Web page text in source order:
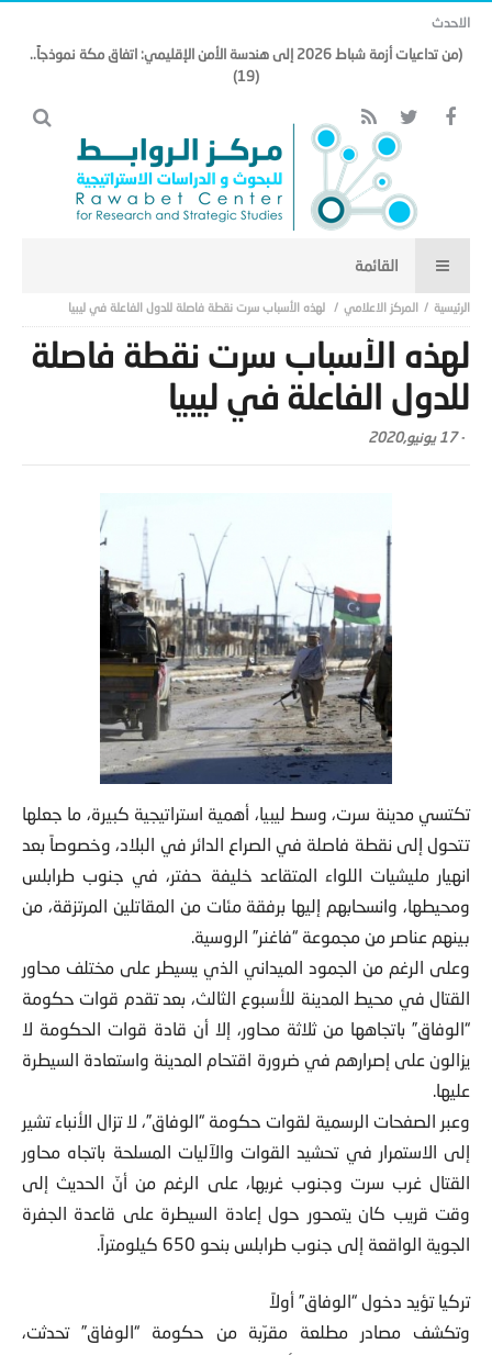
الاحدث
(من تداعيات أزمة شباط 2026 إلى هندسة الأمن الإقليمي: اتفاق مكة نموذجاً..
(19)
المركز الاعلامي لهذه الأسباب سرت نقطة فاصلة للدول الفاعلة في ليبيا
لهذه الأسباب سرت نقطة فاصلة
للدول الفاعلة في ليبيا
-17 يونيو,2020
تكتسي مدينة سرت، وسط ليبيا، أهمية استراتيجية كبيرة، ما جعلها
تتحول إلى نقطة فاصلة في الصراع الدائر في البلاد، وخصوصاً بعد
انهيار مليشيات اللواء المتقاعد خليفة حفتر، في جنوب طرابلس
ومحيطها، وانسحابهم إليها برفقة مئات من المقاتلين المرتزقة، من
بينهم عناصر من مجموعة “فاغنر” الروسية.
وعلى الرغم من الجمود الميداني الذي يسيطر على مختلف محاور
القتال في محيط المدينة للأسبوع الثالث، بعد تقدم قوات حكومة
“الوفاق” باتجاهها من ثلاثة محاور، إلا أن قادة قوات الحكومة لا
يزالون على إصرارهم في ضرورة اقتحام المدينة واستعادة السيطرة
عليها.
وعبر الصفحات الرسمية لقوات حكومة “الوفاق”، لا تزال الأنباء تشير
إلى الاستمرار في تحشيد القوات والآليات المسلحة باتجاه محاور
القتال غرب سرت وجنوب غربها، على الرغم من أنّ الحديث إلى
وقت قريب كان يتمحور حول إعادة السيطرة على قاعدة الجفرة
الجوية الواقعة إلى جنوب طرابلس بنحو 650 كيلومتراً.
تركيا تؤيد دخول “الوفاق” أولاً
وتكشف مصادر مطلعة مقرّبة من حكومة “الوفاق” تحدثت،